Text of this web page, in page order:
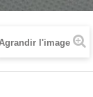
l'image